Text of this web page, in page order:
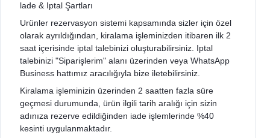
lade & Iptal Şartları
Urünler rezervasyon sistemi kapsamında sizler için özel
olarak ayrıldığından, kiralama işleminizden itibaren ilk 2
saat içerisinde iptal talebinizi oluşturabilirsiniz. Iptal
talebinizi "Siparişlerim" alanı üzerinden veya WhatsApp
Business hattımız aracılığıyla bize iletebilirsiniz.
Kiralama işleminizin üzerinden 2 saatten fazla süre
geçmesi durumunda, ürün ilgili tarih aralığı için sizin
adınıza rezerve edildiğinden iade işlemlerinde %40
kesinti uygulanmaktadır.